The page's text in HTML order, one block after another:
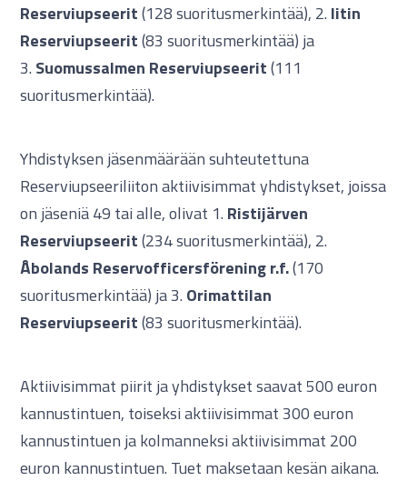
Reserviupseerit(128 suoritusmerkintää), 2. Iitin
Reserviupseerit(83 suoritusmerkintää) ja
3. Suomussalmen Reserviupseerit(111
suoritusmerkintää).
Yhdistyksen jäsenmäärään suhteutettuna
Reserviupseeriliiton aktiivisimmat yhdistykset, joissa
on jäseniä 49 tai alle, olivat 1. Ristijärven
Reserviupseerit(234 suoritusmerkintää), 2.
Åbolands Reservofficersförening r.f.(170
suoritusmerkintää) ja 3. Orimattilan
Reserviupseerit(83 suoritusmerkintää).
Aktiivisimmat piirit ja yhdistykset saavat 500 euron
kannustintuen, toiseksi aktiivisimmat 300 euron
kannustintuen ja kolmanneksi aktiivisimmat 200
euron kannustintuen. Tuet maksetaan kesän aikana.